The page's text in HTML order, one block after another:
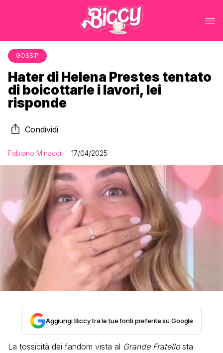
GOSSIP
Hater di Helena Prestes tentato
di boicottarle i lavori, lei
risponde
Condividi
Fabiano Minacci 17/04/2025
Aggiungi Biccy tra le tue fonti preferite su Google
La tossicità dei fandom vista al Grande Fratellosta